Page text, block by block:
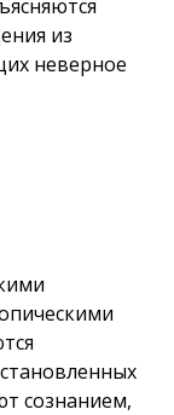
из
неверное
сознанием,